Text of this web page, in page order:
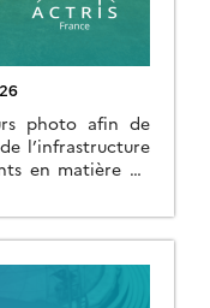
photo afin de
l’infrastructure
en matière de
suivantes: Le